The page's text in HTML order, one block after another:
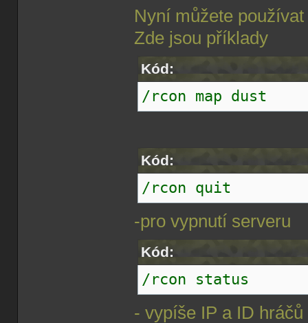
Nyní můžete
Zde jsou příklady
Kód:
/rcon map dust
Kód:
/rcon quit
-pro vypnutí serveru
Kód:
/rcon status
- vypíše IP a ID hráčů